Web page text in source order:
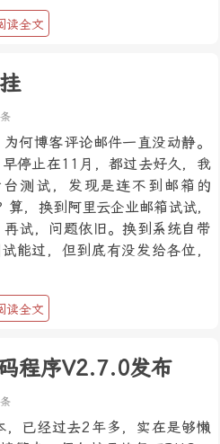
读全文
何博客评论邮件一直没动静。
停止在11月，都过去好久，我
测试，发现是连不到邮箱的
，换到阿里云企业邮箱试试，
试，问题依旧。换到系统自带
能过，但到底有没发给各位，
读全文
程序V2.7.0发布
已经过去2年多，实在是够懒